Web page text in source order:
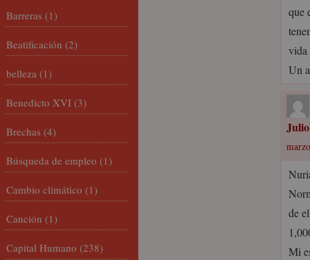
que
vida
Un
de
Mi
Barreras (1)
Beatificación (2)
belleza (1)
Benedicto XVI (3)
Brechas (4)
Búsqueda de empleo (1)
Cambio climático (1)
Canción (1)
Capital Humano (238)